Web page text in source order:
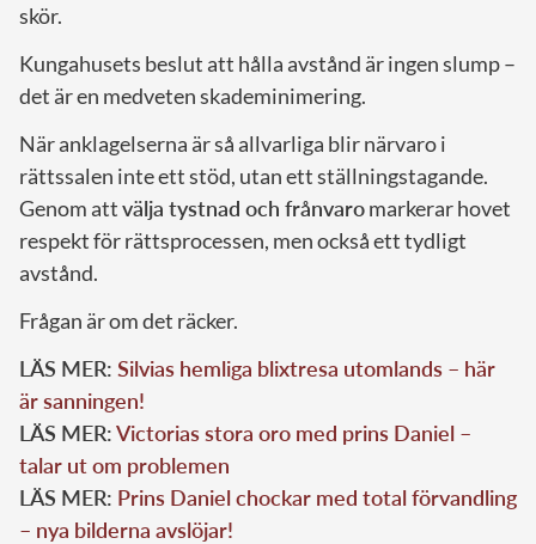
skör.
Kungahusets beslut att hålla avstånd är ingen slump –
det är en medveten skademinimering.
När anklagelserna är så allvarliga blir närvaro i
rättssalen inte ett stöd, utan ett ställningstagande.
Genom attvälja tystnad och frånvaromarkerar hovet
respekt för rättsprocessen, men också ett tydligt
avstånd.
Frågan är om det räcker.
LÄS MER: Silvias hemliga blixtresa utomlands – här
är sanningen!
LÄS MER:Victorias stora oro med prins Daniel –
talar ut om problemen
LÄS MER: Prins Daniel chockar med total förvandling
– nya bilderna avslöjar!